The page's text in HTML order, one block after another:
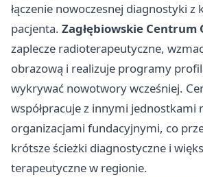
łączenie nowoczesnej diagnostyki
pacjenta. Zagłębiowskie Centrum
zaplecze radioterapeutyczne,
obrazową i realizuje programy
wykrywać nowotwory wcześniej.
współpracuje z innymi jednostkami
organizacjami fundacyjnymi, co
krótsze ścieżki diagnostyczne i
terapeutyczne w regionie.